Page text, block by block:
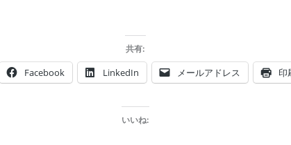
共有:
Facebook LinkedIn メールアドレス 印
いいね: